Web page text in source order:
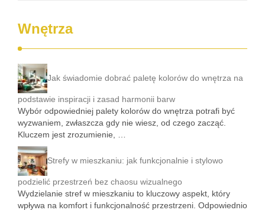
Wnętrza
Jak świadomie dobrać paletę kolorów do wnętrza na
podstawie inspiracji i zasad harmonii barw
Wybór odpowiedniej palety kolorów do wnętrza potrafi być
wyzwaniem, zwłaszcza gdy nie wiesz, od czego zacząć.
Kluczem jest zrozumienie, …
Strefy w mieszkaniu: jak funkcjonalnie i stylowo
podzielić przestrzeń bez chaosu wizualnego
Wydzielanie stref w mieszkaniu to kluczowy aspekt, który
wpływa na komfort i funkcjonalność przestrzeni. Odpowiednio